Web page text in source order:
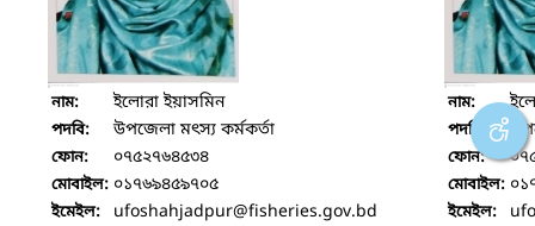
নাম: ইলোরা ইয়াসমিন
পদবি: উপজেলা মৎস্য কর্মকর্তা
ফোন: ০৭৫২৭৬৪৫৩৪
মোবাইল: ০১৭৬৯৪৫৯৭০৫
ইমেইল: ufoshahjadpur@fisheries.gov.bd
নাম:
পদবি:
ফোন:
মোবাইল:
ইমেইল: